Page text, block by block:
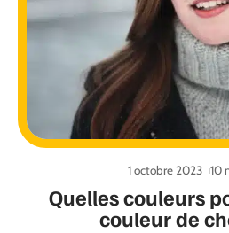
Quelles couleurs
couleur de
1 octobre 2023 10